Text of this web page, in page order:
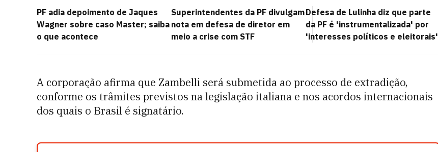
PF adia depoimento de Jaques
Wagner sobre caso Master; saiba
o que acontece
Superintendentes da PF divulgam
nota em defesa de diretor em
meio a crise com STF
Defesa de Lulinha diz que parte
da PF é 'instrumentalizada' por
'interesses políticos e eleitorais'
A corporação afirma que Zambelli será submetida ao processo de extradição,
conforme os trâmites previstos na legislação italiana e nos acordos internacionais
dos quais o Brasil é signatário.